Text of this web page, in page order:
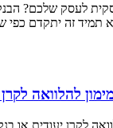
לעסק שלכם?
זה יתקדם כפי
להלוואה